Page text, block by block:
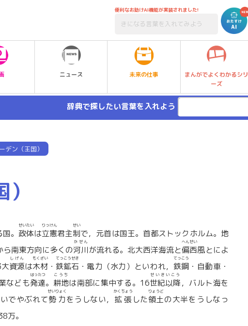
便利なお助けAI機能が実装されました!
ニュース 未来の仕事
まんがでよくわかるシリ
ーズ
辞典で探したい言葉を入れよう
デン（王国）
。 政体
せいたい
は立憲
りっけん
君主制
せい
で，元首は国王。首都ストックホルム。地
南東方向に多くの河川
かせん
が流れる。北大西洋海流と偏西
へんせい
風とによ
資源
しげん
は木材
もくざい
・ 鉄鉱石
てっこうせき
・電力（水力）といわれ， 鉄鋼
てっこう
・自動車・
なども発達
はったつ
。 耕地
こうち
は南部に集中する。16世紀以降
せいきいこう
，バルト海を
でやぶれて勢力
せいりょく
をうしない， 拡張
かくちょう
した領土
りょうど
の大半をうしなっ
万。